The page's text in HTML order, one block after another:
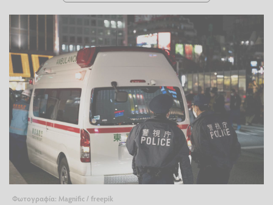
Φωτογραφία: Magnific / freepik